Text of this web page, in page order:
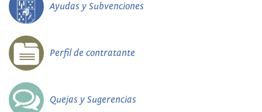
Ayudas y Subvenciones
Perfil de contratante
Quejas y Sugerencias